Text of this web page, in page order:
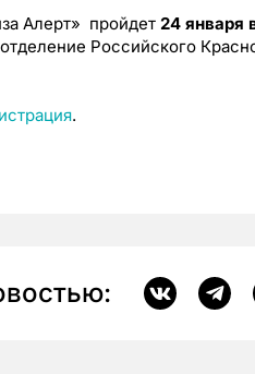
Алерт» пройдет 24 января
Российского
.